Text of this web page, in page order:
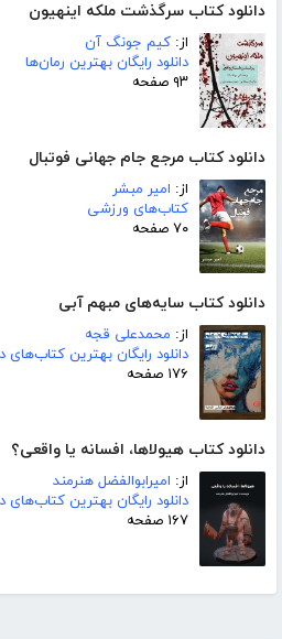
دانلود کتاب سرگذشت ملکه اینهیون
از: کیم جونگ آن
دانلود رایگان بهترین رمان‌ها
۹۳ صفحه
دانلود کتاب مرجع جام جهانی فوتبال
از: امیر مبشر
کتاب‌های ورزشی
۷۰ صفحه
دانلود کتاب سایه‌های مبهم آبی
از: محمدعلی قجه
دانلود رایگان بهترین کتاب‌های
۱۷۶ صفحه
دانلود کتاب هیولاها، افسانه یا واقعی؟
از: امیرابوالفضل هنرمند
دانلود رایگان بهترین کتاب‌های
۱۶۷ صفحه